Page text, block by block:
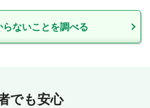
らないことを調べる
でも安心